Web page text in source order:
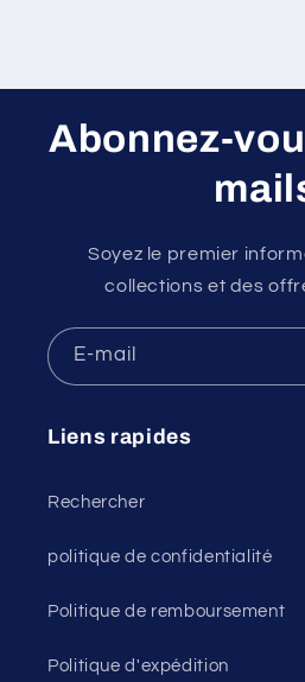
Abonnez-
Soyez le premier
collections et des
E-mail
Liens rapides
Rechercher
politique de confidentialité
Politique de remboursement
Politique d'expédition